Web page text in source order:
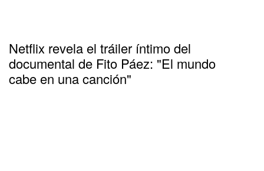
Netflix revela el tráiler íntimo del
documental de Fito Páez: "El mundo
cabe en una canción"